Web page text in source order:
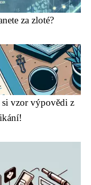
za zloté?
si vzor výpovědi z